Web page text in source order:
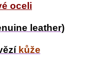
oceli
leather)
kůže